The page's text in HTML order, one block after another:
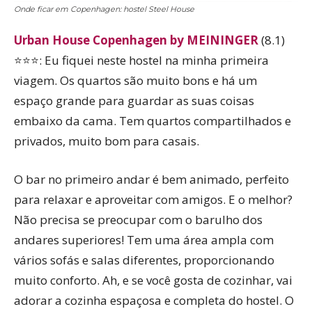
Onde ficar em Copenhagen: hostel Steel House
Urban House Copenhagen by MEININGER(8.1)
⭐⭐⭐: Eu fiquei neste hostel na minha primeira
viagem. Os quartos são muito bons e há um
espaço grande para guardar as suas coisas
embaixo da cama. Tem quartos compartilhados e
privados, muito bom para casais.
O bar no primeiro andar é bem animado, perfeito
para relaxar e aproveitar com amigos. E o melhor?
Não precisa se preocupar com o barulho dos
andares superiores! Tem uma área ampla com
vários sofás e salas diferentes, proporcionando
muito conforto. Ah, e se você gosta de cozinhar, vai
adorar a cozinha espaçosa e completa do hostel. O